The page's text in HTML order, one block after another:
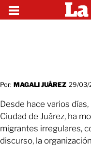
Por: MAGALI JUÁREZ 29/03/
Desde hace varios
Ciudad de Juárez, ha
migrantes irregulares,
discurso, la